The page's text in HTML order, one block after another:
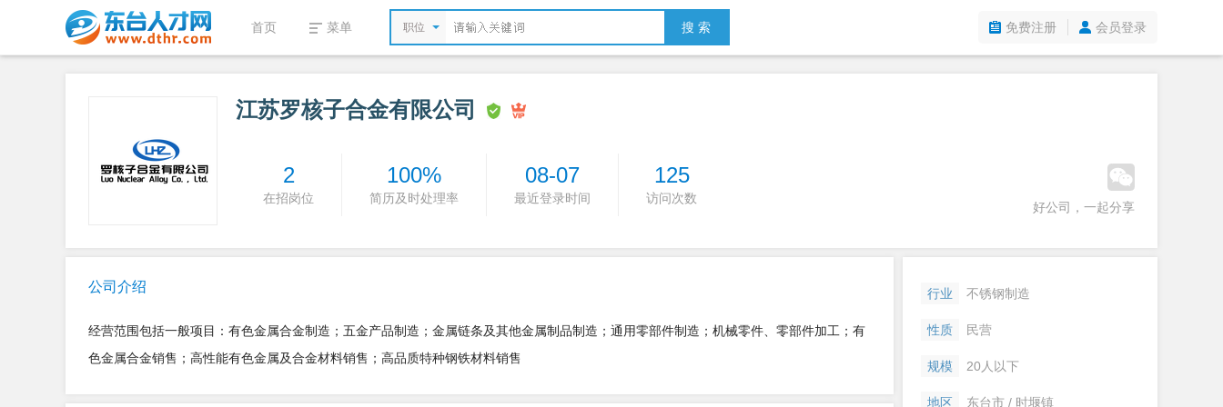
首页 菜单 职位 搜 索 免费注册 会员登录
江苏罗核子合金有限公司
2
在招岗位
100%
简历及时处理率
08-07
最近登录时间
125
访问次数
好公司，一起分享
公司介绍
经营范围包括一般项目：有色金属合金制造；五金产品制造；金属链条及其他金属制品制造；通用零部件制造；机械零件、零部件加工；有
色金属合金销售；高性能有色金属及合金材料销售；高品质特种钢铁材料销售
行业 不锈钢制造
性质 民营
规模 20人以下
地区 东台市 / 时堰镇